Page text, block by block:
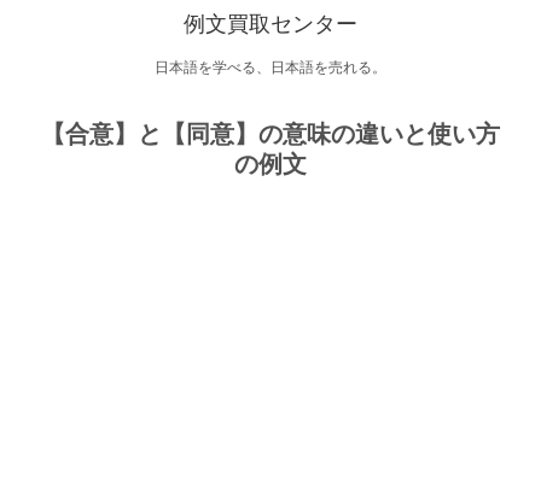
例文買取センター
日本語を学べる、日本語を売れる。
【合意】と【同意】の意味の違いと使い方
の例文